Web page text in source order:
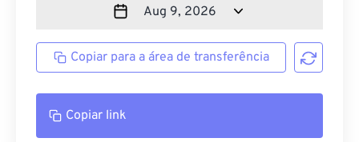
Copiar para a área de transferência
Copiar link